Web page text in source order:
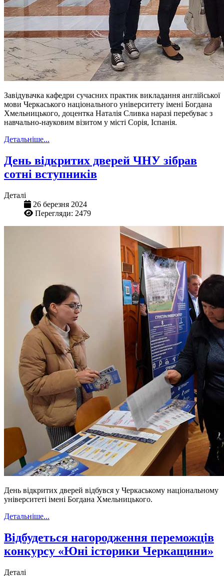
Завідувачка кафедри сучасних практик викладання англійської
мови Черкаського національного університету імені Богдана
Хмельницького, доцентка Наталія Сливка наразі перебуває з
навчально-науковим візитом у місті Сорія, Іспанія.
Детальніше...
День відкритих дверей ЧНУ зібрав
сотні вступників
Деталі
26 березня 2024
Перегляди: 2479
День відкритих дверей відбувся у Черкаському національному
університеті імені Богдана Хмельницького.
Детальніше...
Відбудеться нагородження переможців
конкурсу «Юні історики Черкащини»
Деталі